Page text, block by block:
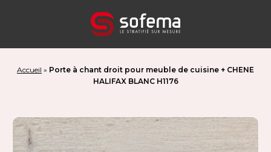
Accueil » Porte à chant droit pour meuble de cuisine + CHENE
HALIFAX BLANC H1176